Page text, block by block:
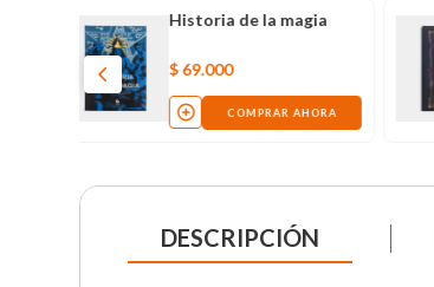
Historia de la magia
$69
COMPRAR AHORA
DESCRIPCIÓN